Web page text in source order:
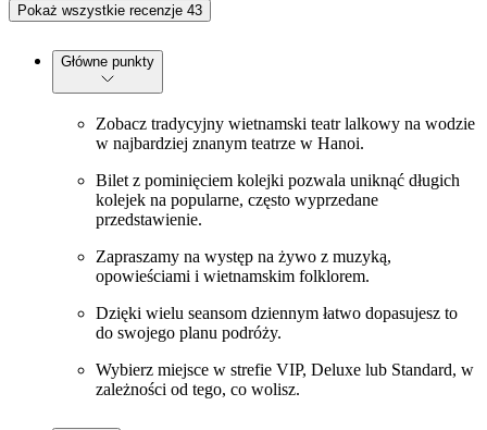
Pokaż wszystkie recenzje 43
Główne punkty
Zobacz tradycyjny wietnamski teatr lalkowy na wodzie
w najbardziej znanym teatrze w Hanoi.
Bilet z pominięciem kolejki pozwala uniknąć długich
kolejek na popularne, często wyprzedane
przedstawienie.
Zapraszamy na występ na żywo z muzyką,
opowieściami i wietnamskim folklorem.
Dzięki wielu seansom dziennym łatwo dopasujesz to
do swojego planu podróży.
Wybierz miejsce w strefie VIP, Deluxe lub Standard, w
zależności od tego, co wolisz.